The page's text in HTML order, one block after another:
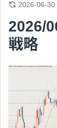
2026-06-30
2026/
戦略